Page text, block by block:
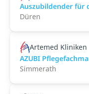
Auszubildender für
Düren
Artemed Kliniken
AZUBI
Simmerath